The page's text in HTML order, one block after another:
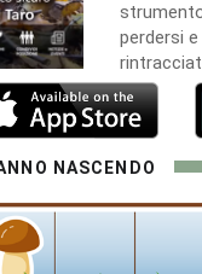
perdersi
NASCENDO